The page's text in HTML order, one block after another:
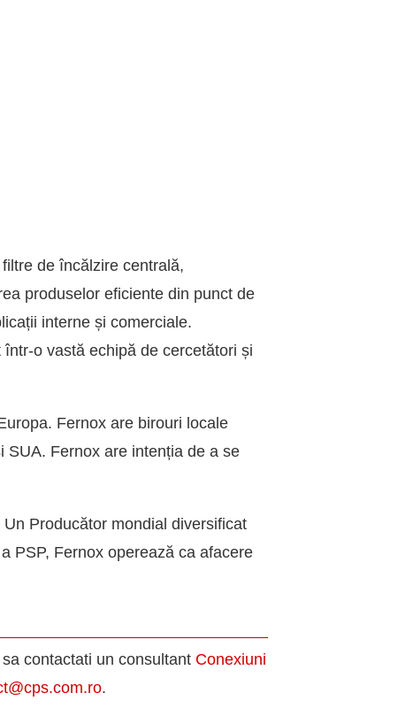
de încălzire centrală,
produselor eficiente din punct de
interne și comerciale.
o vastă echipă de cercetători și
Fernox are birouri locale
SUA. Fernox are intenția de a se
Producător mondial diversificat
PSP, Fernox operează ca afacere
contactati un consultant Conexiuni
.